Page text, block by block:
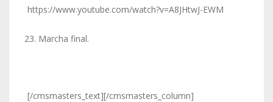
https://www.youtube.com/watch?v=A8JHtwJ-EWM
Marcha final.
[/cmsmasters_text][/cmsmasters_column]